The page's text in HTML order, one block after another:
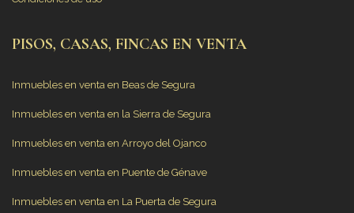
PISOS, CASAS, FINCAS EN VENTA
Inmuebles en venta en Beas de Segura
Inmuebles en venta en la Sierra de Segura
Inmuebles en venta en Arroyo del Ojanco
Inmuebles en venta en Puente de Génave
Inmuebles en venta en La Puerta de Segura